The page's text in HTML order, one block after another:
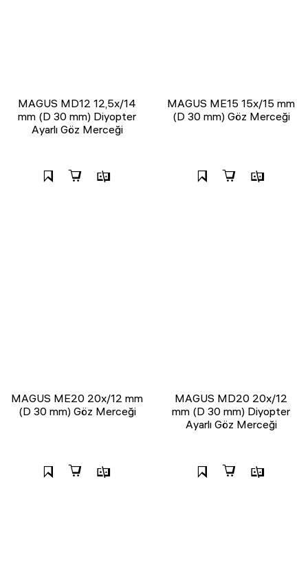
MAGUS MD12 12,5х/14
mm (D 30 mm) Diyopter
Ayarlı Göz Merceği
MAGUS ME15 15x/15 mm
(D 30 mm) Göz Merceği
MAGUS ME20 20х/12 mm
(D 30 mm) Göz Merceği
MAGUS MD20 20х/12
mm (D 30 mm) Diyopter
Ayarlı Göz Merceği